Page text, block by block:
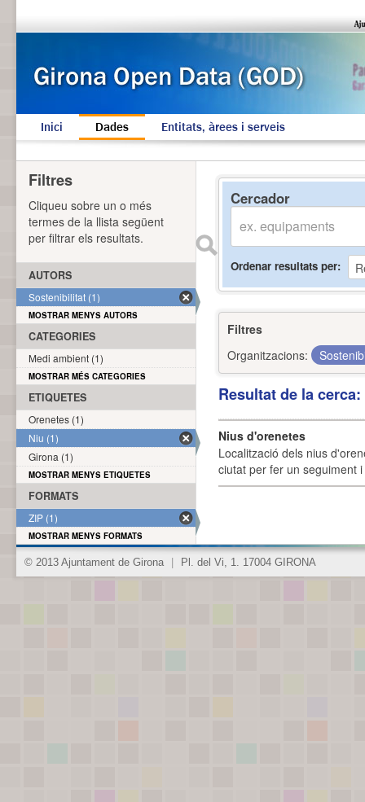
Inici Dades Entitats, àrees i serveis
Cercador
Ordenar resultats per
Filtres
Organitzacions:
Resultat de la
Nius d'orenetes
Localització dels nius
ciutat per fer un seguiment
Filtres
Cliqueu sobre un o més
termes de la llista següent
per filtrar els resultats.
AUTORS
Sostenibilitat (1)
MOSTRAR MENYS AUTORS
CATEGORIES
Medi ambient (1)
MOSTRAR MÉS CATEGORIES
ETIQUETES
Orenetes (1)
Niu (1)
Girona (1)
MOSTRAR MENYS ETIQUETES
FORMATS
ZIP (1)
MOSTRAR MENYS FORMATS
© 2013 Ajuntament de Girona Pl. del Vi, 1. 17004 GIRONA